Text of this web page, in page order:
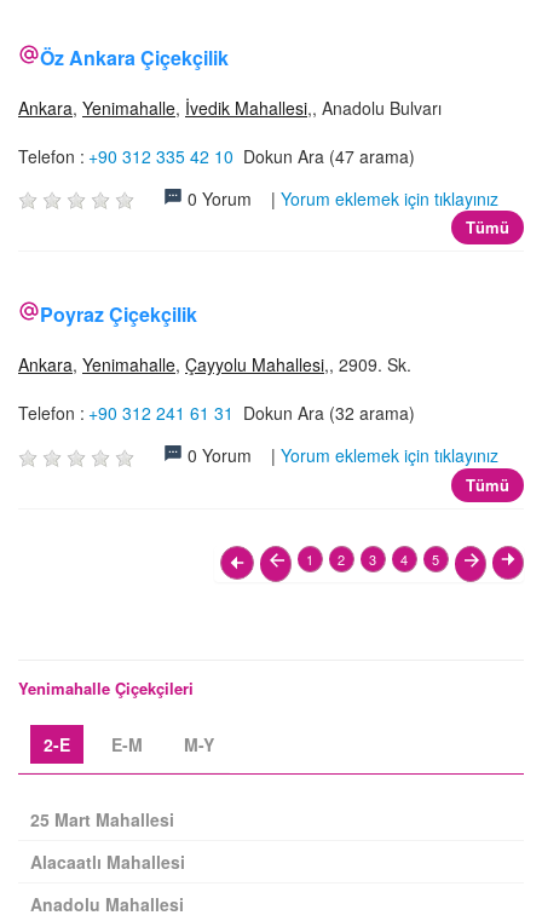
Öz Ankara Çiçekçilik
Ankara, Yenimahalle, İvedik Mahallesi,, Anadolu Bulvarı
Telefon : +90 312 335 42 10 Dokun Ara (47 arama)
0 Yorum | Yorum eklemek için tıklayınız
Tümü
Poyraz Çiçekçilik
Ankara, Yenimahalle, Çayyolu Mahallesi,, 2909. Sk.
Telefon : +90 312 241 61 31 Dokun Ara (32 arama)
0 Yorum | Yorum eklemek için tıklayınız
Tümü
1 2 3 4 5
Yenimahalle Çiçekçileri
2-E E-M M-Y
25 Mart Mahallesi
Alacaatlı Mahallesi
Anadolu Mahallesi